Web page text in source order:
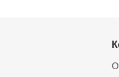
О